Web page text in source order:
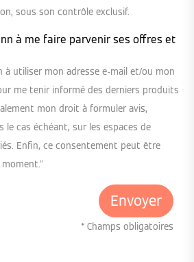
sous son contrôle exclusif.
à me faire parvenir ses offres et
à utiliser mon adresse e-mail et/ou mon
me tenir informé des derniers produits
mon droit à formuler avis,
cas échéant, sur les espaces de
Enfin, ce consentement peut être
* Champs obligatoires